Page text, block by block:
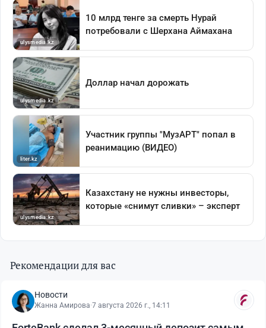
Рекомендации для вас
Новости
Жанна Амирова·7 августа 2026 г., 14:11